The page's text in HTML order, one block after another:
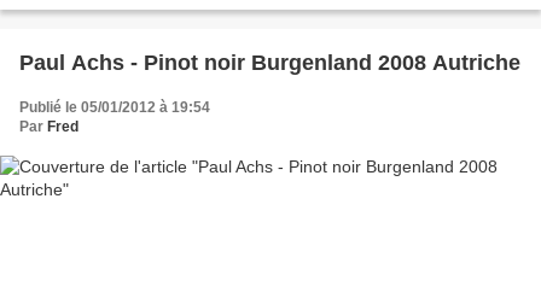
Paul Achs - Pinot noir Burgenland 2008 Autriche
Publié le 05/01/2012 à 19:54
Par Fred